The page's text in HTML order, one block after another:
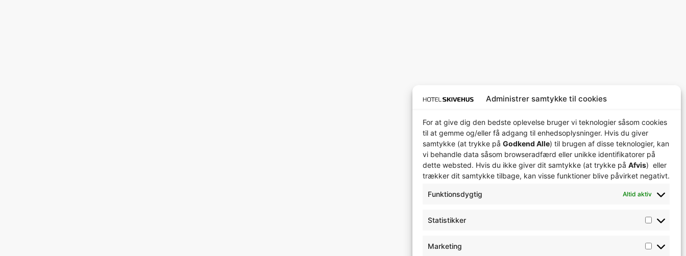
Administrer samtykke til cookies
For at give dig den bedste oplevelse bruger vi teknologier såsom cookies
til at gemme og/eller få adgang til enhedsoplysninger. Hvis du giver
samtykke (at trykke på Godkend Alle) til brugen af ​​disse teknologier, kan
vi behandle data såsom browseradfærd eller unikke identifikatorer på
dette websted. Hvis du ikke giver dit samtykke (at trykke på Afvis) eller
trækker dit samtykke tilbage, kan visse funktioner blive påvirket negativt.
Funktionsdygtig Altid aktiv
Statistikker
Marketing